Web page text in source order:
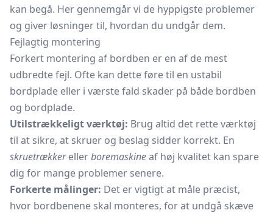
kan begå. Her gennemgår vi de hyppigste problemer
og giver løsninger til, hvordan du undgår dem.
Fejlagtig montering
Forkert montering af bordben er en af de mest
udbredte fejl. Ofte kan dette føre til en ustabil
bordplade eller i værste fald skader på både bordben
og bordplade.
Utilstrækkeligt værktøj: Brug altid det rette værktøj
til at sikre, at skruer og beslag sidder korrekt. En
skruetrækkerellerboremaskineaf høj kvalitet kan spare
dig for mange problemer senere.
Forkerte målinger: Det er vigtigt at måle præcist,
hvor bordbenene skal monteres, for at undgå skæve